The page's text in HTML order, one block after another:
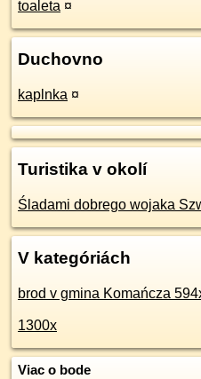
toaleta ¤
Duchovno
kaplnka ¤
Turistika v okolí
Śladami dobrego wojaka
V kategóriách
brod v gmina Komańcza
1300x
Viac o bode